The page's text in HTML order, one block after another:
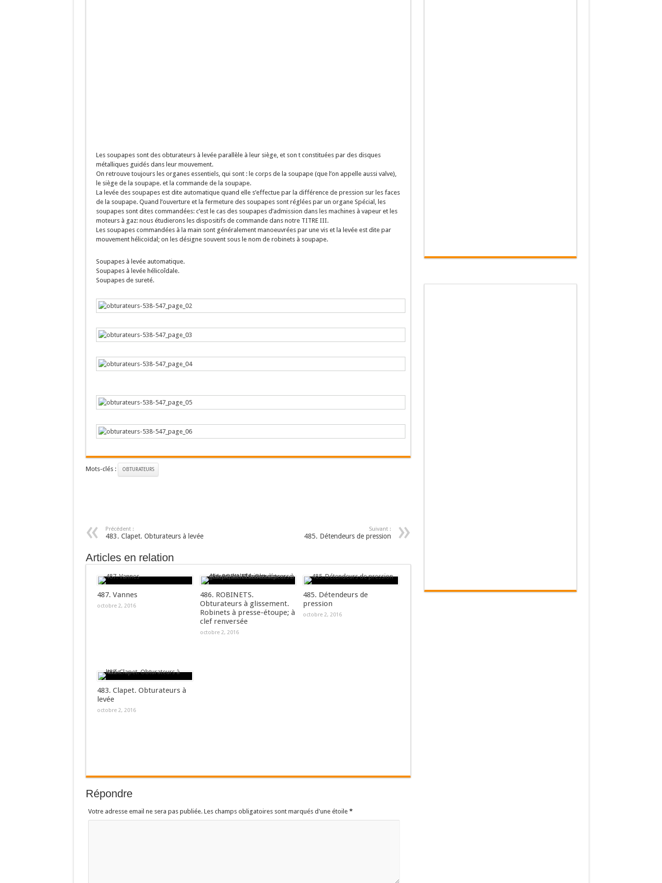
Les soupapes sont des obturateurs à levée parallèle à leur siège, et son t constituées par des disques
métalliques guidés dans leur mouvement.
On retrouve toujours les organes essentiels, qui sont : le corps de la soupape (que l’on appelle aussi valve),
le siège de la soupape. et la commande de la soupape.
La levée des soupapes est dite automatique quand elle s’effectue par la différence de pression sur les faces
de la soupape. Quand l’ouverture et la fermeture des soupapes sont réglées par un organe Spécial, les
soupapes sont dites commandées: c’est le cas des soupapes d’admission dans les machines à vapeur et les
moteurs à gaz: nous étudierons les dispositifs de commande dans notre TITRE III.
Les soupapes commandées à la main sont généralement manoeuvrées par une vis et la levée est dite par
mouvement hélicoïdal; on les désigne souvent sous le nom de robinets à soupape.
Soupapes à levée automatique.
Soupapes à levée hélicoîdale.
Soupapes de sureté.
Mots-clés : OBTURATEURS
Précédent :
483. Clapet. Obturateurs à levée
Suivant :
485. Détendeurs de pression
Articles en relation
487. Vannes
octobre 2, 2016
486. ROBINETS.
Obturateurs à glissement.
Robinets à presse-étoupe; à
clef renversée
octobre 2, 2016
485. Détendeurs de
pression
octobre 2, 2016
483. Clapet. Obturateurs à
levée
octobre 2, 2016
Répondre
Votre adresse email ne sera pas publiée. Les champs obligatoires sont marqués d'une étoile *